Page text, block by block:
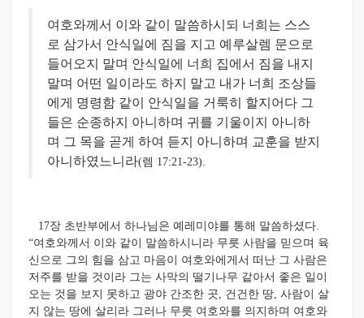
여호와께서 이와 같이 말씀하시되 너희는 스스
로 삼가서 안식일에 짐을 지고 예루살렘 문으로
들어오지 말며 안식일에 너희 집에서 짐을 내지
말며 어떤 일이라도 하지 말고 내가 너희 조상들
에게 명령함 같이 안식일을 거룩히 할지어다 그
들은 순종하지 아니하며 귀를 기울이지 아니하
며 그 목을 곧게 하여 듣지 아니하며 교훈을 받지
아니하였느니라(렘 17:21-23).
17장 초반부에서 하나님은 예레미야를 통해 말씀하셨다.
“여호와께서 이와 같이 말씀하시니라 무릇 사람을 믿으며 육
신으로 그의 힘을 삼고 마음이 여호와에게서 떠난 그 사람은
저주를 받을 것이라 그는 사막의 떨기나무 같아서 좋은 일이
오는 것을 보지 못하고 광야 간조한 곳, 건건한 땅, 사람이 살
지 않는 땅에 살리라 그러나 무릇 여호와를 의지하며 여호와